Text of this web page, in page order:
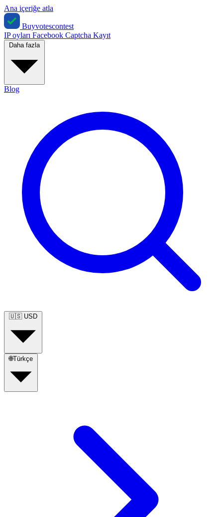
Ana içeriğe atla
Buyvotescontest
IP oyları Facebook Captcha Kayıt
Daha fazla
Blog
🇺🇸 USD
🌐Türkçe